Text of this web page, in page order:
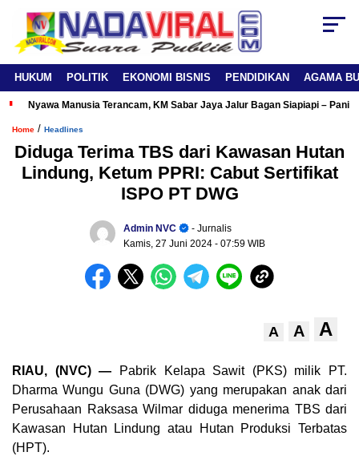
HUKUM POLITIK EKONOMI BISNIS PENDIDIKAN AGAMA
Nyawa Manusia Terancam, KM Sabar Jaya Jalur Bagan Siapiapi –
Home / Headlines
Diduga Terima TBS dari Kawasan Hutan
Lindung, Ketum PPRI: Cabut Sertifikat
ISPO PT DWG
Admin NVC
- Jurnalis
Kamis, 27 Juni 2024 - 07:59 WIB
A A A
RIAU, (NVC) — Pabrik Kelapa Sawit (PKS) milik PT.
Dharma Wungu Guna (DWG) yang merupakan anak dari
Perusahaan Raksasa Wilmar diduga menerima TBS dari
Kawasan Hutan Lindung atau Hutan Produksi Terbatas
(HPT).